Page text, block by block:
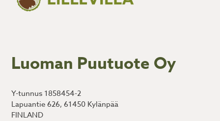
Luoman Puutuote Oy
Y-tunnus 1858454-2
Lapuantie 626, 61450 Kylänpää
FINLAND